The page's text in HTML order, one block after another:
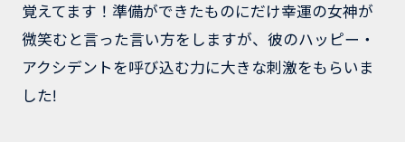
覚えてます！準備ができたものにだけ幸運の女神が
微笑むと言った言い方をしますが、彼のハッピー・
アクシデントを呼び込む力に大きな刺激をもらいま
した!